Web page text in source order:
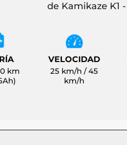
de Kamikaze K1
km
VELOCIDAD
25 km/h / 45
km/h